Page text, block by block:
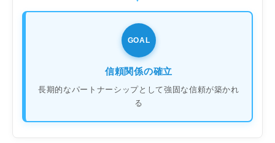
GOAL
信頼関係の確立
長期的なパートナーシップとして強固な信頼が築かれ
る